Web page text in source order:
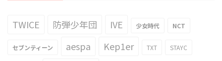
TWICE 防弾少年団 IVE 少女時代 NCT
セブンティーン aespa Kep1er TXT STAYC